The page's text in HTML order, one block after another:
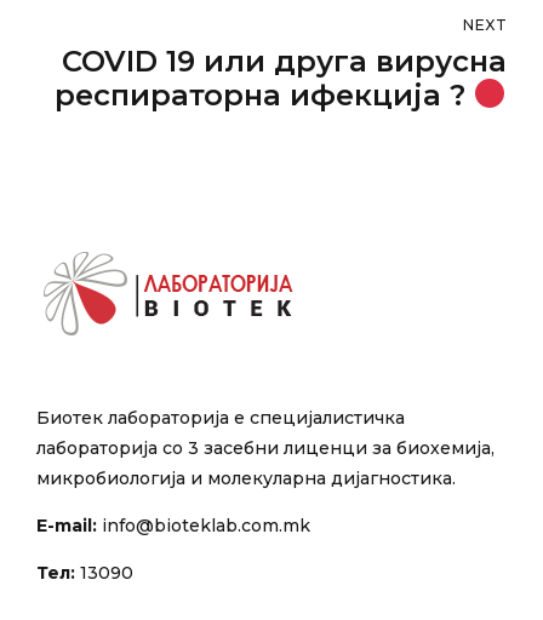
NEXT
COVID 19 или друга вирусна
респираторна ифекција ?
Биотек лабораторија е специјалистичка
лабораторија со 3 засебни лиценци за биохемија,
микробиологија и молекуларна дијагностика.
E-mail: info@bioteklab.com.mk
Тел: 13090